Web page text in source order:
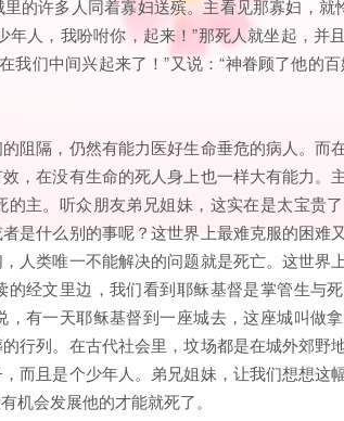
的许多人同着寡妇送殡。主看见那寡妇，就
人，我吩咐你，起来！”那死人就坐起，并
我们中间兴起来了！”又说：“神眷顾了他的
阻隔，仍然有能力医好生命垂危的病人。而
，在没有生命的死人身上也一样大有能力。
主。听众朋友弟兄姐妹，这实在是太宝贵
是什么别的事呢？这世界上最难克服的困难
人类唯一不能解决的问题就是死亡。这世界
经文里边，我们看到耶稣基督是掌管生与
有一天耶稣基督到一座城去，这座城叫做
行列。在古代社会里，坟场都是在城外郊野
而且是个少年人。弟兄姐妹，让我们想想这
机会发展他的才能就死了。